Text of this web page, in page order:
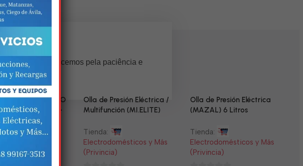
Eléctrico (MODELO
60V/45~52AH-
Olla de Presión Eléctrica /
Multifunción (MI.ELITE)
Tienda:
Electrodomésticos y Más
(Privincia)
Olla de Presión Eléctrica
(MAZAL) 6 Litros
Tienda:
Electrodomésticos y Más
(Privincia)
nisso!
Agradecemos pela paciência e